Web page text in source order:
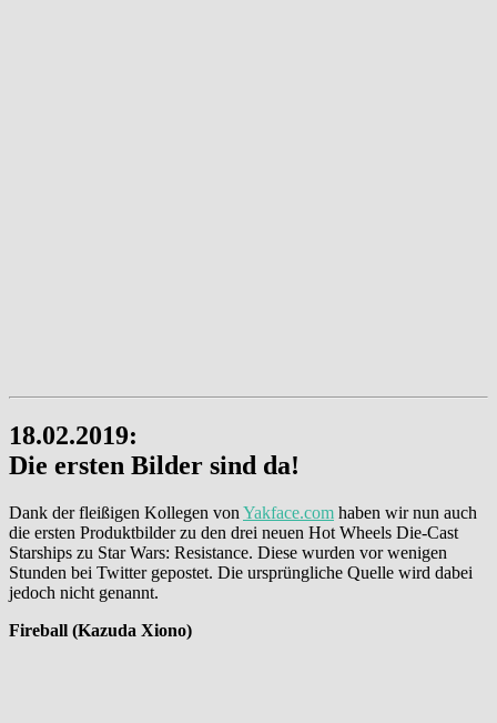
18.02.2019:
Die ersten Bilder sind da!
Dank der fleißigen Kollegen von Yakface.com haben wir nun auch
die ersten Produktbilder zu den drei neuen Hot Wheels Die-Cast
Starships zu Star Wars: Resistance. Diese wurden vor wenigen
Stunden bei Twitter gepostet. Die ursprüngliche Quelle wird dabei
jedoch nicht genannt.
Fireball (Kazuda Xiono)